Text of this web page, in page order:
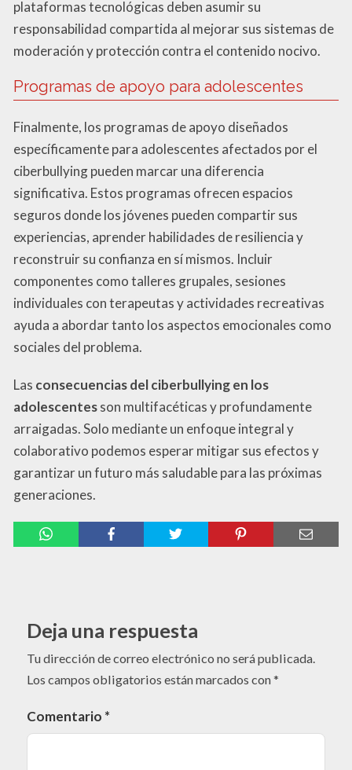
plataformas tecnológicas deben asumir su
responsabilidad compartida al mejorar sus sistemas de
moderación y protección contra el contenido nocivo.
Programas de apoyo para adolescentes
Finalmente, los programas de apoyo diseñados
específicamente para adolescentes afectados por el
ciberbullying pueden marcar una diferencia
significativa. Estos programas ofrecen espacios
seguros donde los jóvenes pueden compartir sus
experiencias, aprender habilidades de resiliencia y
reconstruir su confianza en sí mismos. Incluir
componentes como talleres grupales, sesiones
individuales con terapeutas y actividades recreativas
ayuda a abordar tanto los aspectos emocionales como
sociales del problema.
Las consecuencias del ciberbullying en los
adolescentesson multifacéticas y profundamente
arraigadas. Solo mediante un enfoque integral y
colaborativo podemos esperar mitigar sus efectos y
garantizar un futuro más saludable para las próximas
generaciones.
Deja una respuesta
Tu dirección de correo electrónico no será publicada.
Los campos obligatorios están marcados con*
Comentario *